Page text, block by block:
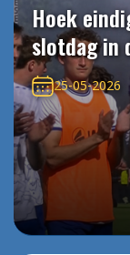
Hoek
slotdag in
25-05-2026